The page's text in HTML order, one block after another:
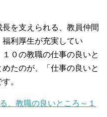
長を支えられる、教員仲間
福利厚生が充実してい
１０の教職の仕事の良いと
めたのが、「仕事の良いと
。
、教職の良いところ～１